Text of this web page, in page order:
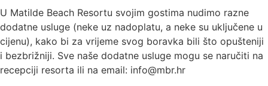
U Matilde Beach Resortu svojim gostima nudimo razne
dodatne usluge (neke uz nadoplatu, a neke su uključene u
cijenu), kako bi za vrijeme svog boravka bili što opušteniji
i bezbrižniji. Sve naše dodatne usluge mogu se naručiti na
recepciji resorta ili na email: info@mbr.hr